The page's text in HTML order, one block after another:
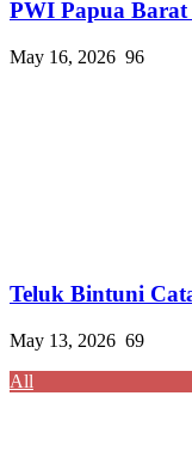
PWI Papua
May 16, 2026 96
Teluk Bintuni
May 13, 2026 69
All